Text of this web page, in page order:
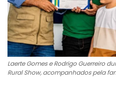
Laerte Gomes e Rodrigo Guerreiro
Rural Show, acompanhados pela